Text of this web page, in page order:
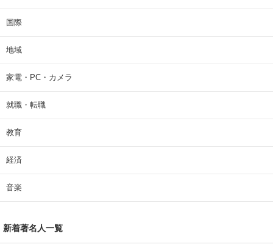
国際
地域
家電・PC・カメラ
就職・転職
教育
経済
音楽
新着著名人一覧